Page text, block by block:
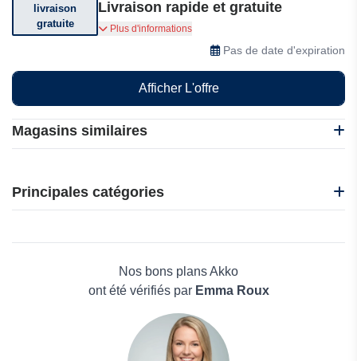
Magasins similaires
Acer
Kiatoo.com
Acasis
Principales catégories
Nos bons plans Akko
ont été vérifiés par Emma Roux
livraison
gratuite
Livraison rapide et gratuite
Profitez de la livraison rapide et gratuite dans la
plupart des pays pour toute commande
Plus d'informations
Pas de date d'expiration
Afficher L'offre